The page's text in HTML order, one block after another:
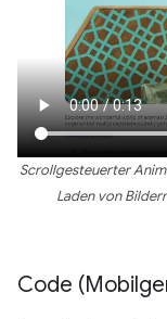
Scrollgesteuerter
Laden von
Code